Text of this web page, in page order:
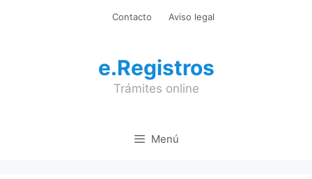
Contacto Aviso legal
e.Registros
Trámites online
Menú